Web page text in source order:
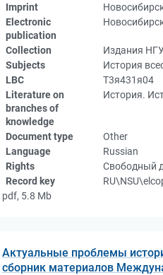
Imprint
Electronic
publication
Collection
Издания
Subjects
История
LBC
Т3я431я04
Literature on
branches of
knowledge
История.
Document type
Other
Language
Russian
Rights
Свободный
Record key
pdf, 5.8 Mb
Актуальные проблемы
сборник материалов